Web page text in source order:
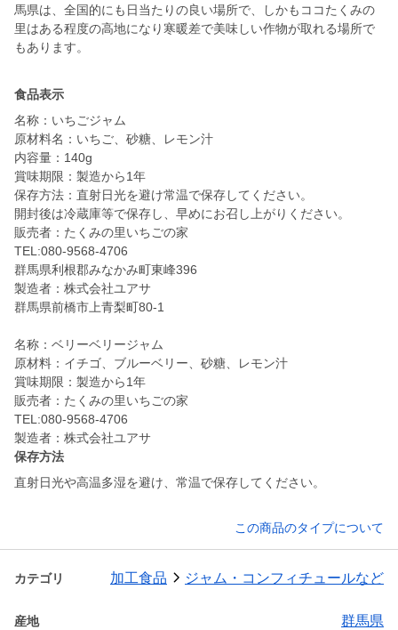
馬県は、全国的にも日当たりの良い場所で、しかもココたくみの
里はある程度の高地になり寒暖差で美味しい作物が取れる場所で
もあります。
食品表示
名称：いちごジャム
原材料名：いちご、砂糖、レモン汁
内容量：140g
賞味期限：製造から1年
保存方法：直射日光を避け常温で保存してください。
開封後は冷蔵庫等で保存し、早めにお召し上がりください。
販売者：たくみの里いちごの家
TEL:080-9568-4706
群馬県利根郡みなかみ町東峰396
製造者：株式会社ユアサ
群馬県前橋市上青梨町80-1
名称：ベリーベリージャム
原材料：イチゴ、ブルーベリー、砂糖、レモン汁
賞味期限：製造から1年
販売者：たくみの里いちごの家
TEL:080-9568-4706
製造者：株式会社ユアサ
保存方法
直射日光や高温多湿を避け、常温で保存してください。
この商品のタイプについて
カテゴリ 加工食品 ジャム・コンフィチュールなど
産地 群馬県